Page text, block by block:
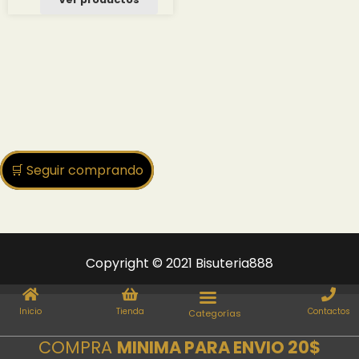
desde
🛒 Seguir comprando
Copyright © 2021 Bisuteria888
Inicio Tienda Contactos
COMPRA MINIMA PARA ENVIO 20$